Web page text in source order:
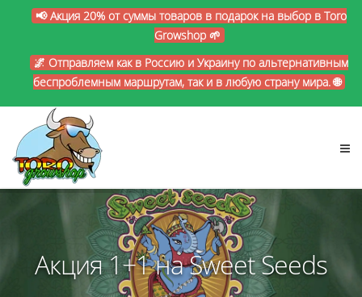
📢 Акция 20% от суммы товаров в подарок на выбор в Toro
Growshop 🌱
🌌 Отправляем как в Россию и Украину по альтернативным
беспроблемным маршрутам, так и в любую страну мира. 🌐
Акция 1+1 на Sweet Seeds